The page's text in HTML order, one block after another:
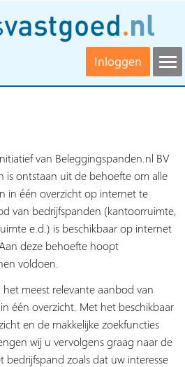
Inloggen
van Beleggingspanden.nl BV
is ontstaan uit de behoefte om alle
in één overzicht op internet te
van bedrijfspanden (kantoorruimte,
e.d.) is beschikbaar op internet
deze behoefte hoopt
voldoen.
meest relevante aanbod van
één overzicht. Met het beschikbaar
en de makkelijke zoekfuncties
wij u vervolgens graag naar de
zoals dat uw interesse